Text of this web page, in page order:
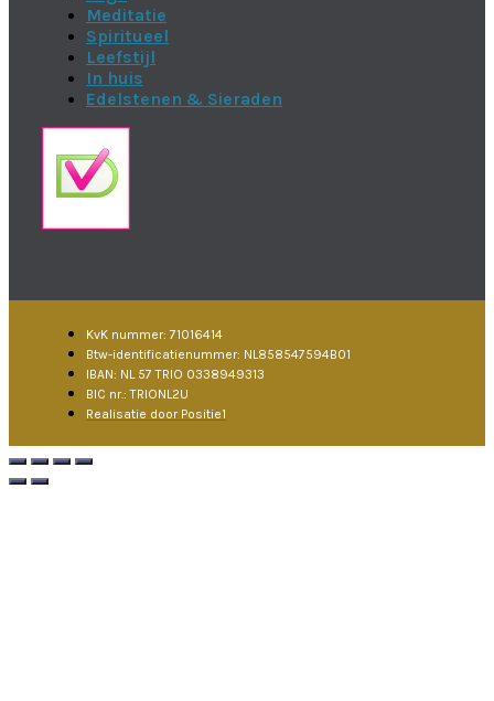
Meditatie
Spiritueel
Leefstijl
In huis
Edelstenen & Sieraden
KvK nummer: 71016414
Btw-identificatienummer: NL858547594B01
IBAN: NL 57 TRIO 0338949313
BIC nr.: TRIONL2U
Realisatie door Positie1